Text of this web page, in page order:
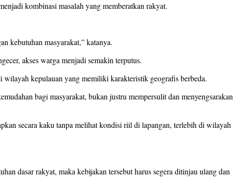
kombinasi masalah yang memberatkan rakyat.
kebutuhan masyarakat,” katanya.
akses warga menjadi semakin terputus.
wilayah kepulauan yang memiliki karakteristik geografis berbeda.
bagi masyarakat, bukan justru mempersulit dan menyengsarakan
secara kaku tanpa melihat kondisi riil di lapangan, terlebih di wilayah
dasar rakyat, maka kebijakan tersebut harus segera ditinjau ulang dan